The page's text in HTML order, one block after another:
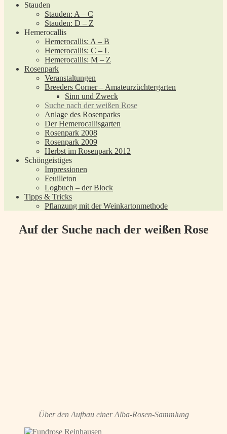
Stauden
Stauden: A – C
Stauden: D – Z
Hemerocallis
Hemerocallis: A – B
Hemerocallis: C – L
Hemerocallis: M – Z
Rosenpark
Veranstaltungen
Breeders Corner – Amateurzüchtergarten
Sinn und Zweck
Suche nach der weißen Rose
Anlage des Rosenparks
Der Hemerocallisgarten
Rosenpark 2008
Rosenpark 2009
Herbst im Rosenpark 2012
Schöngeistiges
Impressionen
Feuilleton
Logbuch – der Block
Tipps & Tricks
Pflanzung mit der Weinkartonmethode
Auf der Suche nach der weißen Rose
Über den Aufbau einer Alba-Rosen-Sammlung